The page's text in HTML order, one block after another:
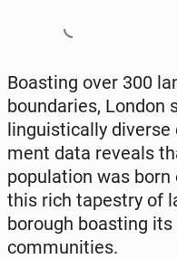
Boast­ing over 300
bound­aries, London
lin­guis­ti­cal­ly
ment data reveals
pop­u­la­tion was
this rich ta­pes­try of
borough boast­ing
com­mu­ni­ties.